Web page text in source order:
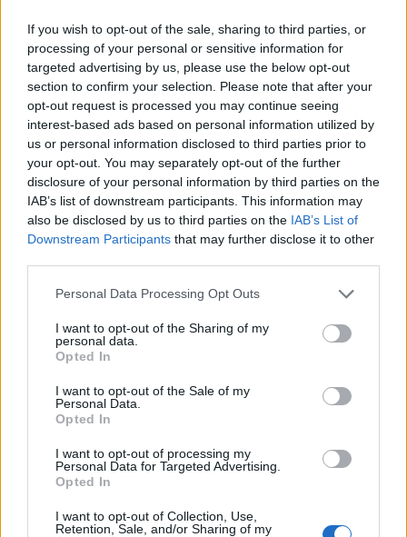
If you wish to opt-out of the sale, sharing to third parties, or
processing of your personal or sensitive information for
targeted advertising by us, please use the below opt-out
section to confirm your selection. Please note that after your
opt-out request is processed you may continue seeing
interest-based ads based on personal information utilized by
us or personal information disclosed to third parties prior to
your opt-out. You may separately opt-out of the further
disclosure of your personal information by third parties on the
IAB’s list of downstream participants. This information may
also be disclosed by us to third parties on the IAB’s List of
Downstream Participants that may further disclose it to other
Please note that this website/app uses one or more Google
not limited to your visit or usage behaviour. You may click to
grant or deny consent to Google and its third-party tags to
use your data for below specified purposes in below Google
consent section.
Personal Data Processing Opt Outs
I want to opt-out of the Sharing of my
personal data.
Opted In
I want to opt-out of the Sale of my
Personal Data.
Opted In
I want to opt-out of processing my
Personal Data for Targeted Advertising.
Opted In
I want to opt-out of Collection, Use,
Retention, Sale, and/or Sharing of my
Η προστασία μυστικών δημιουργεί αφόρητο άγχος,
καθώς δεν επιτρέπει σε ένα τμήμα του εγκεφάλου
να λειτουργεί σωστά. Και αυτό μπορεί να
εκδηλωθεί ως πόνος στο σώμα, μειωμένο επίπεδο
ενέργειας και μείωση της γενικής ευημερίας.